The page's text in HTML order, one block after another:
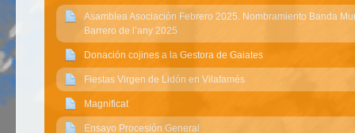
Asamblea Asociación Febrero 2025. Nombramiento Banda
Barrero de l’any 2025
Donación cojines a la Gestora de Gaiates
Fiestas Virgen de Lidón en Vilafamés
Magnificat
Ensayo Procesión General